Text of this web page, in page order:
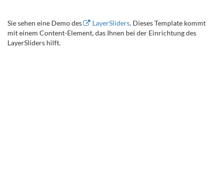
Sie sehen eine Demo des LayerSliders. Dieses Template kommt
mit einem Content-Element, das Ihnen bei der Einrichtung des
LayerSliders hilft.